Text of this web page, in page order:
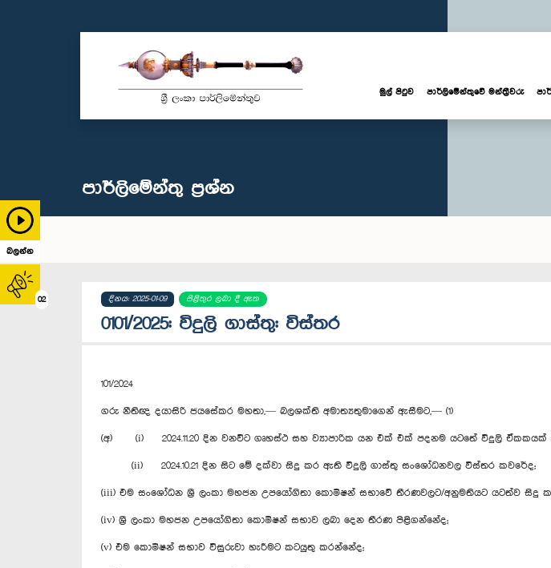
බලන්න
02
මුල් පිටුව පාර්ලි‌මේන්තුවේ මන්ත්‍රීවරු
පාර්ලි‌මේන්තු‌ ප්‍රශ්න
දිනය: 2025-01-09 පිළිතුර ලබා දී ඇත
0101/2025: විදුලි ගාස්තු: විස්තර
101/2024
ගරු නීතිඥ දයාසිරි ජයසේකර මහතා,— බලශක්ති අමාත්‍යතුමාගෙන් ඇසීමට,— (1)
(අ) (i) 2024.11.20 දින වනවිට ගෘහස්ථ සහ ව්‍යාපාරික යන එක් එක් පදනම යටතේ විදුලි
(ii) 2024.10.21 දින සිට මේ දක්වා සිදු කර ඇති විදුලි ගාස්තු සංශෝධනවල විස්තර කවරේද;
(iii) එම සංශෝධන ශ්‍රී ලංකා මහජන උපයෝගිතා කොමිෂන් සභාවේ තීරණවලට/අනුමතියට යටත්ව සිදු
(iv) ශ්‍රී ලංකා මහජන උපයෝගිතා කොමිෂන් සභාව ලබා දෙන තීරණ පිළිගන්නේද;
(v) එම කොමිෂන් සභාව විසුරුවා හැරීමට කටයුතු කරන්නේද;